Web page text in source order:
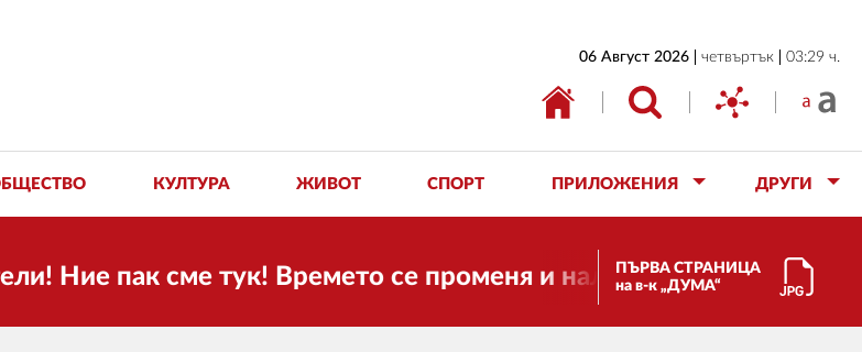
06 Август 2026 четвъртък 03:29 ч.
КУЛТУРА ЖИВОТ СПОРТ ПРИЛОЖЕНИЯ ДРУГИ
пак сме тук! Времето се променя и налага необходимостта от
ПЪРВА СТРАНИЦА
на в-к „ДУМА“
ИКОНОМИКА
ОБЩЕСТВО